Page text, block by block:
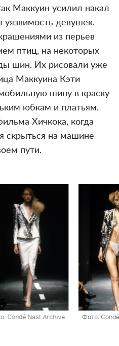
Маккуин усилил накал
уязвимость девушек.
из перьев
птиц, на некоторых
шин. Их рисовали уже
Маккуина Кэти
шину в краску
юбкам и платьям.
Хичкока, когда
скрыться на машине
пути.
Condé Nast Archive Фото: